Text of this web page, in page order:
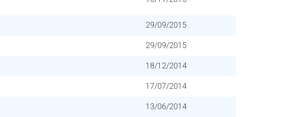
29/09/2015
29/09/2015
18/12/2014
17/07/2014
13/06/2014